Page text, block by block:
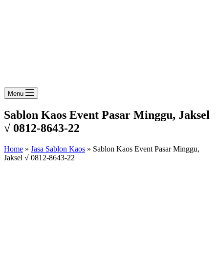
Menu
Sablon Kaos Event Pasar Minggu, Jaksel
√ 0812-8643-22
Home » Jasa Sablon Kaos » Sablon Kaos Event Pasar Minggu,
Jaksel √ 0812-8643-22